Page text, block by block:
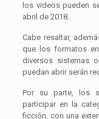
los videos pueden
abril de 2018.
Cabe resaltar,
que los formatos
diversos sistemas
puedan abrir serán
Por su parte, los
participar en la
ficción, con una